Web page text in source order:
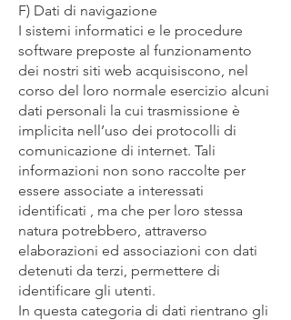
F) Dati di navigazione
I sistemi informatici e le procedure
software preposte al funzionamento
dei nostri siti web acquisiscono, nel
corso del loro normale esercizio alcuni
dati personali la cui trasmissione è
implicita nell’uso dei protocolli di
comunicazione di internet. Tali
informazioni non sono raccolte per
essere associate a interessati
identificati , ma che per loro stessa
natura potrebbero, attraverso
elaborazioni ed associazioni con dati
detenuti da terzi, permettere di
identificare gli utenti.
In questa categoria di dati rientrano gli